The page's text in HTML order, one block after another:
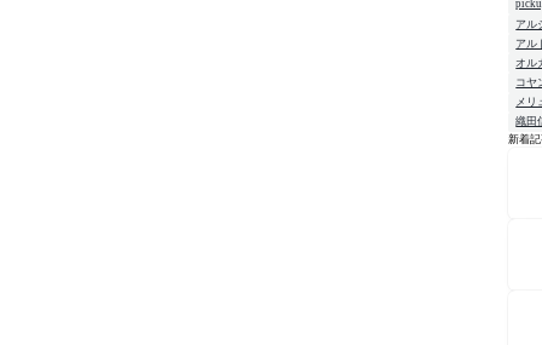
アル
アル
オル
コヤ
メリ
織田
新着